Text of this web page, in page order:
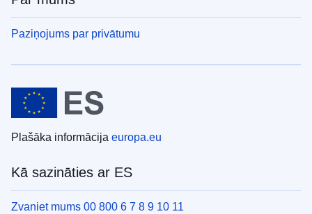
Paziņojums par privātumu
Plašāka informācija europa.eu
Kā sazināties ar ES
Zvaniet mums 00 800 6 7 8 9 10 11